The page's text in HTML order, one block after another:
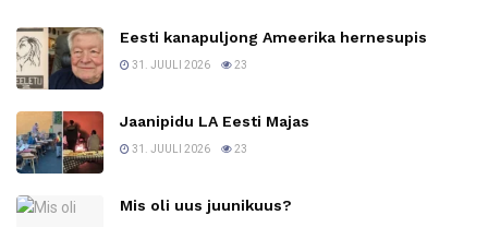
Eesti kanapuljong Ameerika hernesupis
31. JUULI 2026 23
Jaanipidu LA Eesti Majas
31. JUULI 2026 23
Mis oli uus juunikuus?